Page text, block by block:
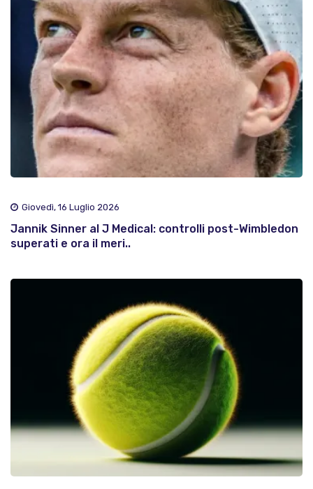
Giovedì, 16 Luglio 2026
Jannik Sinner al J Medical: controlli post-Wimbledon
superati e ora il meri..